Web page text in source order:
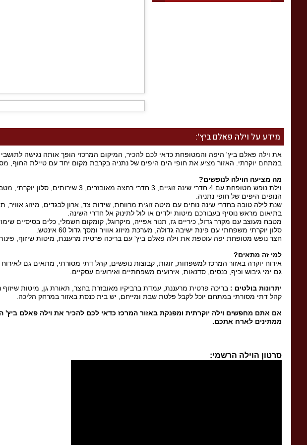
מידע על וילה פאלם ביץ':
את וילה פאלם ביץ' היפה והמטופחת כדאי לכם להכיר, המיקום המרכזי הופך אותה נגישה
במתחם יוקרתי. האזור מציע את חופי הים היפים של נתניה בקרבת מקום יחד עם טיילת החוף,
מה מציעה הוילה לנופשים?
וילת נופש מטופחת עם 4 חדרי שינה
הנופים היפים של חופי נתניה.
שנת לילה טובה בחדרי שינה נוחים עם מיטה זוגית מרווחת, שידות צד, ארון לבגדים, מיזוג
בתיאום מראש נוסיף בעבורכם מיטות ילדים או לול לתינוק אל חדרי השינה.
מטבח מעוצב עם מקרר גדול, כיריים גז, תנור אפייה, מיקרוגל, קומקום חשמלי, כלים בסיסיים
סלון יוקרתי משפחתי עם פינת ישיבה גדולה, מערכת מיזוג אוויר ומסך גדול 60 אינטש.
חצר נופש מטופחת יפה עוטפת את וילה פאלם ביץ' עם בריכה פרטית מרעננת, מיטות שיזוף, פינות
למי זה מתאים?
אירוח יוקרה באזור המרכז למשפחות, זוגות, קבוצות נופשים, קהל דתי מסורתי, מתאים גם
גם ימי גיבוש וכיף, כנסים, סדנאות, אירועים משפחתיים ואירועים עסקיים.
יתרונות בולטים : בריכה פרטית מרעננת, עמדת ברביקיו מאובזרת בחצר, תאורת גן, מיטות שיזוף
קהל דתי מסורתי במתחם יוכל לקבל פלטת שבת ומייחם, יש בית כנסת באזור במרחק הליכה.
אם אתם מחפשים וילה יוקרתית ומפנקת באזור המרכז כדאי לכם להכיר את וילה פאלם ביץ'
ממתינים לארח אתכם.
סרטון הוילה הרשמי: